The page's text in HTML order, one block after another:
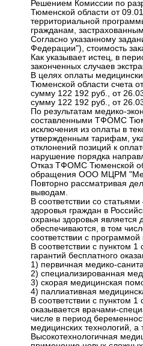
Решением Комиссии по
Тюменской области от
территориальной
гражданам,
Согласно указанному
Федерации"), стоимость
Как указывает истец, в
законченных случаев
В целях оплаты
Тюменской области счета
сумму 122 192 руб., от
сумму 122 192 руб., от
По результатам медико-
составленными ТФОМС
исключения из оплаты в
утвержденным тарифам,
отклонений позиций к
нарушение порядка
Отказ ТФОМС Тюменской
обращения ООО МЦРМ
Повторно рассматривая
выводам.
В соответствии со
здоровья граждан в
охраны здоровья является
обеспечиваются, в том
соответствии с
В соответствии с пунктом
гарантий бесплатного
1) первичная медико-
2) специализированная
3) скорая медицинская
4) паллиативная
В соответствии с пунктом
оказывается врачами-
числе в период
медицинских технологий,
Высокотехнологичная